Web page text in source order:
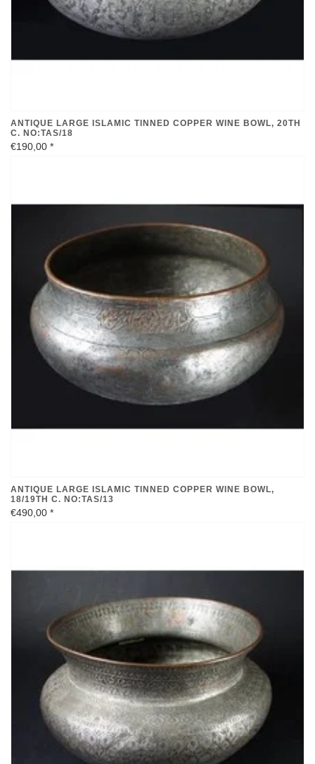
ANTIQUE LARGE ISLAMIC TINNED COPPER WINE BOWL, 20TH
C. NO:TAS/18
€190,00 *
ANTIQUE LARGE ISLAMIC TINNED COPPER WINE BOWL,
18/19TH C. NO:TAS/13
€490,00 *